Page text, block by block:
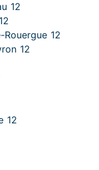
12
12
12
12